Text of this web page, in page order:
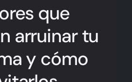
que
arruinar tu
y cómo